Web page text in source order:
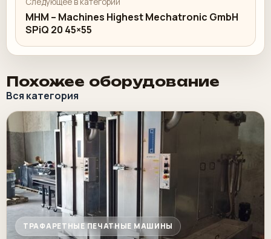
MHM – Machines Highest Mechatronic GmbH
SPiQ 20 45×55
Похожее оборудование
Вся категория
ТРАФАРЕТНЫЕ ПЕЧАТНЫЕ МАШИНЫ